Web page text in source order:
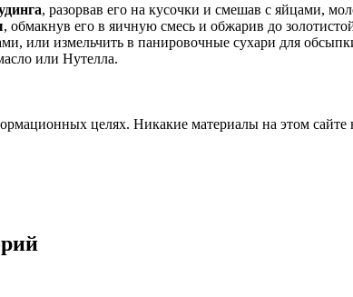
, разорвав его на кусочки и смешав с яйцами,
, обмакнув его в яичную смесь и обжарив до
или измельчить в панировочные сухари для
или Нутелла.
целях. Никакие материалы на этом